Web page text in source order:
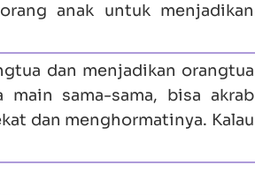
anak untuk menjadikan
dan menjadikan orangtua
sama-sama, bisa akrab
dan menghormatinya. Kalau